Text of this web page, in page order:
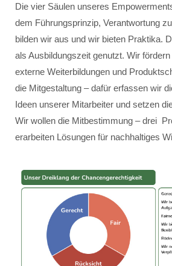
Die vier Säulen unseres
dem Führungsprinzip, Verantwortung
bilden wir aus und wir bieten Praktika.
als Ausbildungszeit genutzt. Wir
externe Weiterbildungen und
die Mitgestaltung – dafür erfassen wir
Ideen unserer Mitarbeiter und setzen
Wir wollen die Mitbestimmung – drei
erarbeiten Lösungen für nachhaltiges